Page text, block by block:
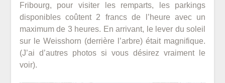
Fribourg, pour visiter les remparts, les parkings
disponibles coûtent 2 francs de l’heure avec un
maximum de 3 heures. En arrivant, le lever du soleil
sur le Weisshorn (derrière l’arbre) était magnifique.
(J’ai d’autres photos si vous désirez vraiment le
voir).